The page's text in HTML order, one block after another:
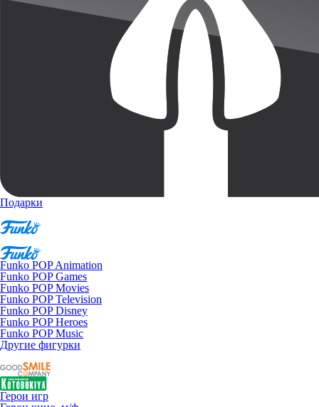
Подарки
Funko POP Animation
Funko POP Games
Funko POP Movies
Funko POP Television
Funko POP Disney
Funko POP Heroes
Funko POP Music
Другие фигурки
Герои игр